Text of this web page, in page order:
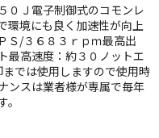
０Ｊ電子制御式のコモンレ
環境にも良く加速性が向上
Ｓ/３６８３ｒｐｍ最高出
最高速度：約３０ノットエ
では使用しますので使用時
ンスは業者様が専属で毎年